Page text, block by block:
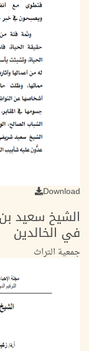
Download
الشيخ سعيد
في الخالدين
جمعية التراث